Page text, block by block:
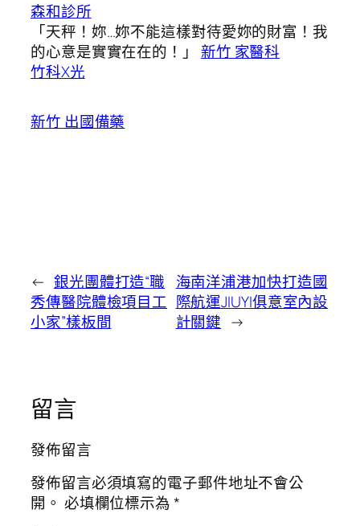
森和診所
「天秤！妳…妳不能這樣對待愛妳的財富！我
的心意是實實在在的！」 新竹 家醫科
竹科X光
新竹 出國備藥
← 銀光團體打造“職
秀傳醫院體檢項目工
小家”樣板間
海南洋浦港加快打造國
際航運JIUYI俱意室內設
計關鍵 →
留言
發佈留言
發佈留言必須填寫的電子郵件地址不會公
開。 必填欄位標示為*